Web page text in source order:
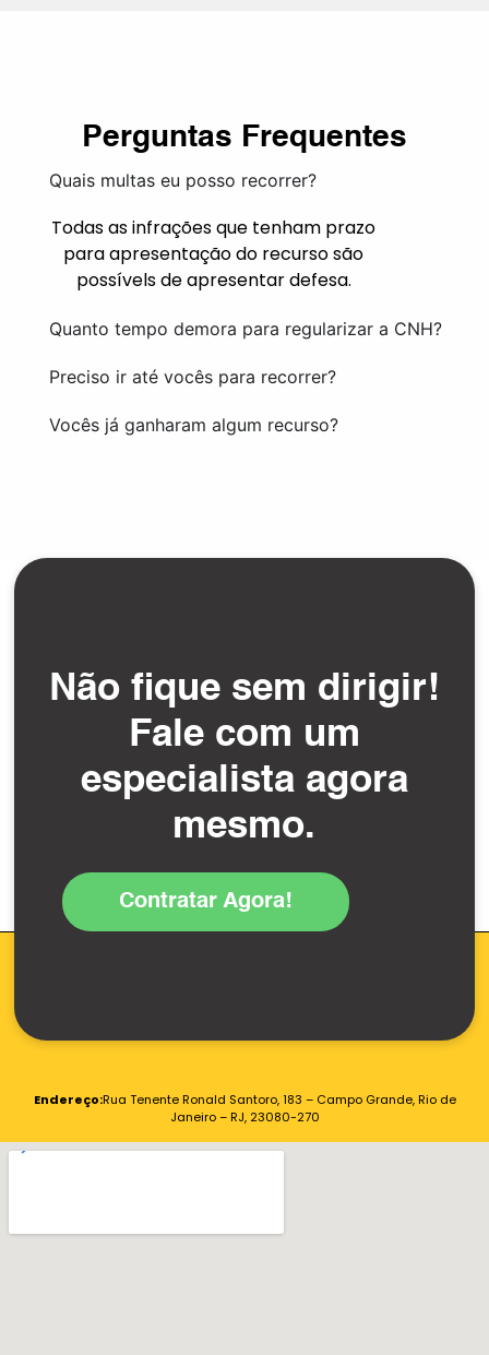
Perguntas Frequentes
Quais multas eu posso recorrer?
Todas as infrações que tenham prazo
para apresentação do recurso são
possívels de apresentar defesa.
Quanto tempo demora para regularizar a CNH?
Preciso ir até vocês para recorrer?
Vocês já ganharam algum recurso?
Não fique sem dirigir!
Fale com um
especialista agora
mesmo.
Contratar Agora!
Endereço:Rua Tenente Ronald Santoro, 183 – Campo Grande, Rio de
Janeiro – RJ, 23080-270